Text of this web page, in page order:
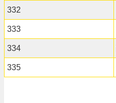
332
333
334
335